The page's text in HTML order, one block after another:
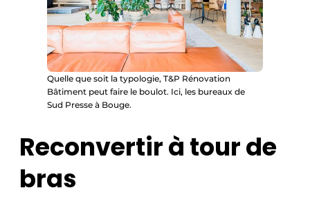
Quelle que soit la typologie, T&P Rénovation
Bâtiment peut faire le boulot. Ici, les bureaux de
Sud Presse à Bouge.
Reconvertir à tour de
bras